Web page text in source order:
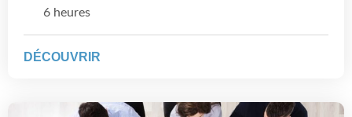
6 heures
DÉCOUVRIR